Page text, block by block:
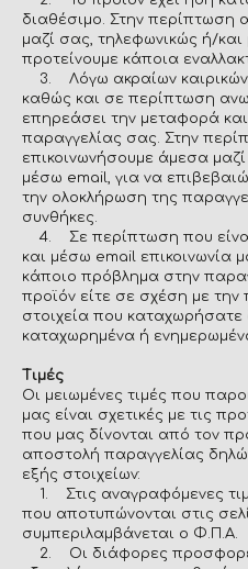
διαθέσιμο. Στην περίπτωση
μαζί σας, τηλεφωνικώς ή/
προτείνουμε κάποια
3. Λόγω ακραίων καιρικών
καθώς και σε περίπτωση
επηρεάσει την μεταφορά
παραγγελίας σας. Στην
επικοινωνήσουμε άμεσα
μέσω email, για να
την ολοκλήρωση της
συνθήκες.
4. Σε περίπτωση που
και μέσω email επικοινωνία
κάποιο πρόβλημα στην
προϊόν είτε σε σχέση με
στοιχεία που καταχωρήσατε
καταχωρημένα ή
Τιμές
Οι μειωμένες τιμές που
μας είναι σχετικές με τις
που μας δίνονται από τον
αποστολή παραγγελίας
εξής στοιχείων:
1. Στις αναγραφόμενες
που αποτυπώνονται στις
συμπεριλαμβάνεται o Φ.Π.Α.
2. Οι διάφορες προσφορές